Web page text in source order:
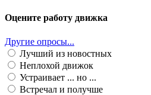
Оцените работу движка
Другие опросы...
Лучший из новостных
Неплохой движок
Устраивает ... но ...
Встречал и получше